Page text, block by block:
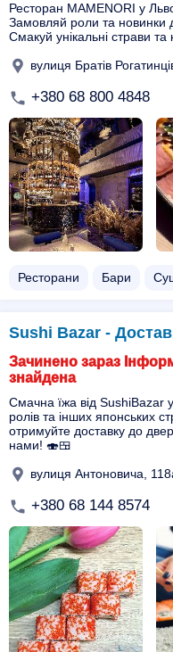
Ресторан MAMENORI у
Замовляй роли та новинки
Смакуй унікальні страви та
вулиця Братів
+380 68 800 4848
Ресторани Бари
Sushi Bazar -
Зачинено зараз
знайдена
Смачна їжа від SushiBazar
ролів та інших японських
отримуйте доставку до
нами! 🍣🍱
вулиця Антоновича,
+380 68 144 8574